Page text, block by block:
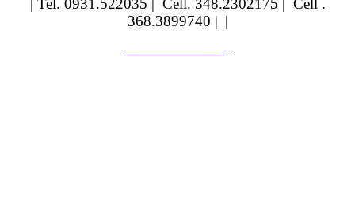
368.3899740 | |